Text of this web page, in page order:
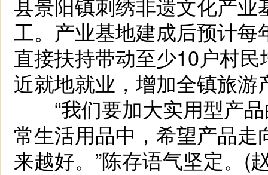
工。产业基地建成后预计
直接扶持带动至少10户村
近就地就业，增加全镇旅游
“我们要加大实用型产品
常生活用品中，希望产品
来越好。”陈存语气坚定。(